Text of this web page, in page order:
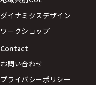
ダイナミクスデザイン
ワークショップ
Contact
お問い合わせ
プライバシーポリシー